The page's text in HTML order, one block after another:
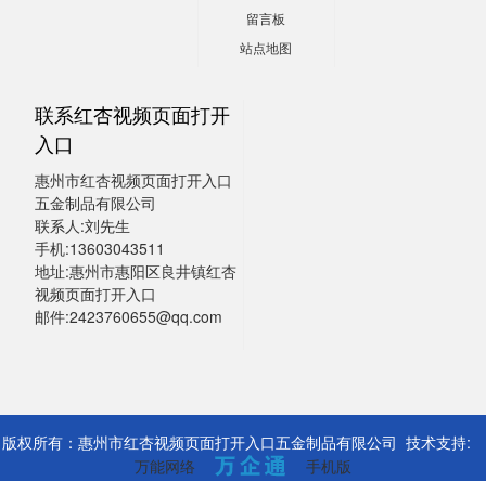
留言板
站点地图
联系红杏视频页面打开
入口
惠州市红杏视频页面打开入口
五金制品有限公司
联系人:刘先生
手机:13603043511
地址:惠州市惠阳区良井镇红杏
视频页面打开入口
邮件:2423760655@qq.com
版权所有：惠州市红杏视频页面打开入口五金制品有限公司 技术支持:
万能网络
手机版